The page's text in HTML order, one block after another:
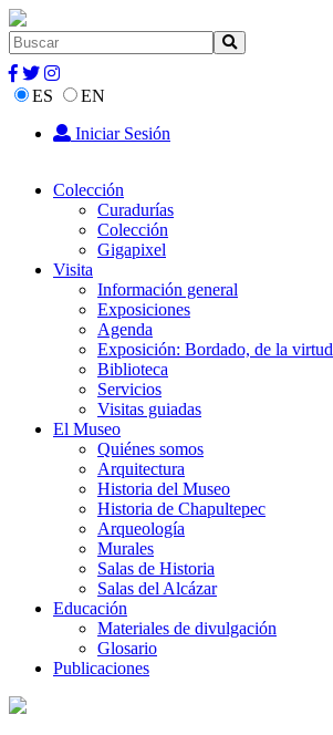
ES
EN
Iniciar Sesión
Colección
Curadurías
Colección
Gigapixel
Visita
Información general
Exposiciones
Agenda
Exposición: Bordado, de la virtud
Biblioteca
Servicios
Visitas guiadas
El Museo
Quiénes somos
Arquitectura
Historia del Museo
Historia de Chapultepec
Arqueología
Murales
Salas de Historia
Salas del Alcázar
Educación
Materiales de divulgación
Glosario
Publicaciones